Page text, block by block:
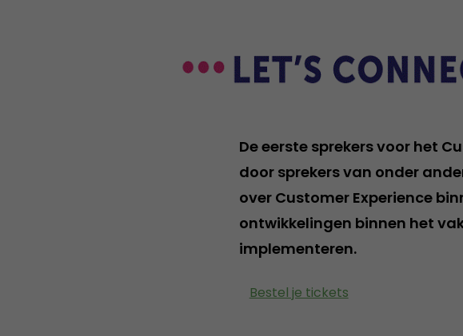
De eerste sprekers voor het
door sprekers van onder
over Customer Experience
ontwikkelingen binnen het
implementeren.
Bestel je tickets